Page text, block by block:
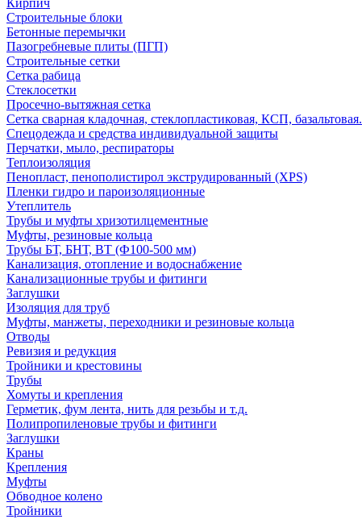
Кирпич
Строительные блоки
Бетонные перемычки
Пазогребневые плиты (ПГП)
Строительные сетки
Сетка рабица
Стеклосетки
Просечно-вытяжная сетка
Сетка сварная кладочная, стеклопластиковая, КСП, базальтовая.
Спецодежда и средства индивидуальной защиты
Перчатки, мыло, респираторы
Теплоизоляция
Пенопласт, пенополистирол экструдированный (XPS)
Пленки гидро и пароизоляционные
Утеплитель
Трубы и муфты хризотилцементные
Муфты, резиновые кольца
Трубы БТ, БНТ, ВТ (Ф100-500 мм)
Канализация, отопление и водоснабжение
Канализационные трубы и фитинги
Заглушки
Изоляция для труб
Муфты, манжеты, переходники и резиновые кольца
Отводы
Ревизия и редукция
Тройники и крестовины
Трубы
Хомуты и крепления
Герметик, фум лента, нить для резьбы и т.д.
Полипропиленовые трубы и фитинги
Заглушки
Краны
Крепления
Муфты
Обводное колено
Тройники